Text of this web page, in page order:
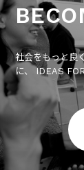
社会をもっと良
に、 IDEAS